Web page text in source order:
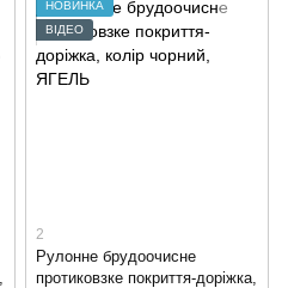
НОВИНКА
ВІДЕО
2
Рулонне брудоочисне
протиковзке покриття-доріжка,